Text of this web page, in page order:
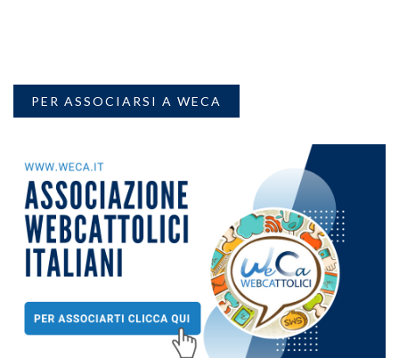
PER ASSOCIARSI A WECA